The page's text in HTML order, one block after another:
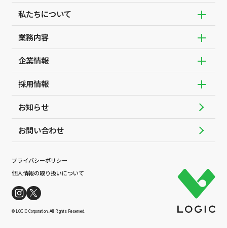
私たちについて サブメ
代表挨拶
業務内容 サブメ
企業の経営や業務を支えるIT
官公庁や自治体を守るIT
インターネットを楽しむIT
本社と各支店
主な取得資格について
企業情報 サブメ
会社概要
組織図
会社沿革
採用情報 サブメ
職種紹介
福利厚生
新卒採用の募集要項
中途採用の募集要項
採用イベント情報
お知らせ
お問い合わせ
プライバシーポリシー
個人情報の取り扱いについて
© LOGIC Corporation. All Rights Reserved.